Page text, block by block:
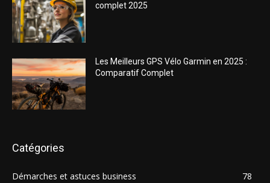
complet 2025
Les Meilleurs GPS Vélo Garmin en 2025 :
Comparatif Complet
Catégories
Démarches et astuces business
78